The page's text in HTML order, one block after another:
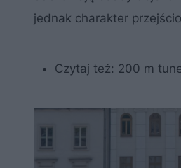
jednak charakter
Czytaj też: 200 m